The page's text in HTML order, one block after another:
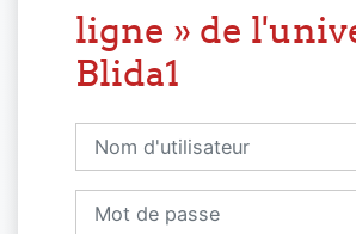
ligne » de
Blida1
Nom d'utilisateur
Mot de passe